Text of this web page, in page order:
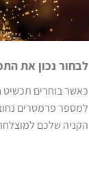
לבחור נכון את
כאשר בוחרים תכשיט
למספר פרמטרים
הקניה שלכם